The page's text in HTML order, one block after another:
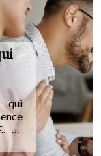
qui
Le
la